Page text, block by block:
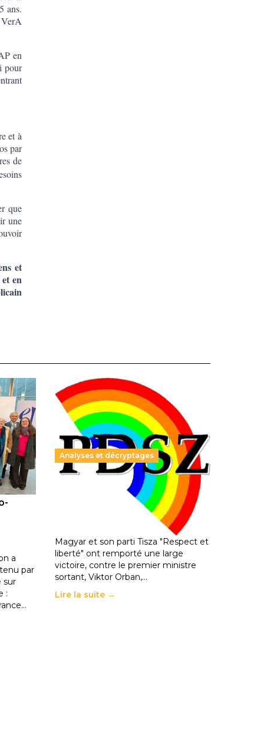
ans.
VerA
en
pour
et à
par
de
que
une
et
en
:
a
par
sur
:
Analyses et décryptages
Hongrie : du changement pour
les politiques éducatives, aussi !
En Hongrie, le conservateur Peter
Magyar et son parti Tisza "Respect et
liberté" ont remporté une large
victoire, contre le premier ministre
sortant, Viktor Orban,…
Lire la suite →